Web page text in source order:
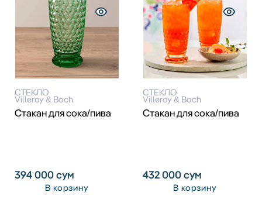
СТЕКЛО
Villeroy & Boch
Стакан для сока/пива
394 000сум
В корзину
СТЕКЛО
Villeroy & Boch
Стакан для сока/пива
432 000сум
В корзину